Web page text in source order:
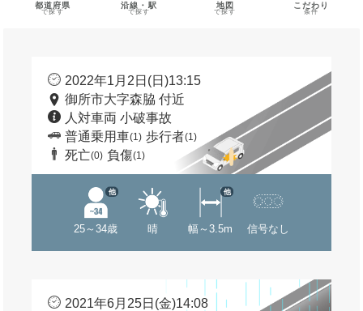
都道府県
で探す
沿線・駅
で探す
地図
で探す
こだわり
条件
2022年1月2日(日)13:15
御所市大字森脇 付近
人対車両 小破事故
普通乗用車(1) 歩行者(1)
死亡(0) 負傷(1)
25～34歳
他
晴 幅～3.5m
他
信号なし
2021年6月25日(金)14:08